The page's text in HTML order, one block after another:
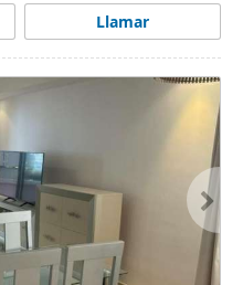
Llamar